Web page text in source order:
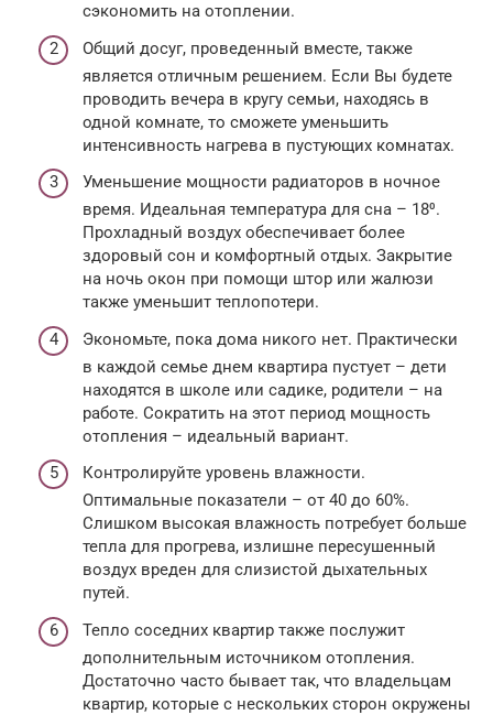
сэкономить на отоплении.
Общий досуг, проведенный вместе, также
является отличным решением. Если Вы будете
проводить вечера в кругу семьи, находясь в
одной комнате, то сможете уменьшить
интенсивность нагрева в пустующих комнатах.
Уменьшение мощности радиаторов в ночное
время. Идеальная температура для сна – 18⁰.
Прохладный воздух обеспечивает более
здоровый сон и комфортный отдых. Закрытие
на ночь окон при помощи штор или жалюзи
также уменьшит теплопотери.
Экономьте, пока дома никого нет. Практически
в каждой семье днем квартира пустует – дети
находятся в школе или садике, родители – на
работе. Сократить на этот период мощность
отопления – идеальный вариант.
Контролируйте уровень влажности.
Оптимальные показатели – от 40 до 60%.
Слишком высокая влажность потребует больше
тепла для прогрева, излишне пересушенный
воздух вреден для слизистой дыхательных
путей.
Тепло соседних квартир также послужит
дополнительным источником отопления.
Достаточно часто бывает так, что владельцам
квартир, которые с нескольких сторон окружены